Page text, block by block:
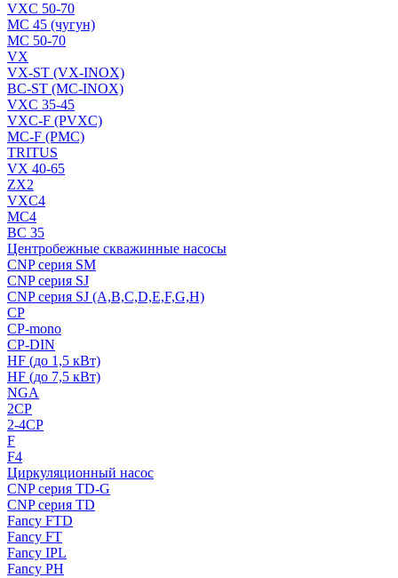
VXC 50-70
MC 45 (чугун)
MC 50-70
VX
VX-ST (VX-INOX)
BC-ST (MC-INOX)
VXC 35-45
VXC-F (PVXC)
MC-F (PMC)
TRITUS
VX 40-65
ZX2
VXC4
MC4
BC 35
Центробежные скважинные насосы
CNP серия SM
CNP серия SJ
CNP серия SJ (A,B,C,D,E,F,G,H)
CP
CP-mono
CP-DIN
HF (до 1,5 кВт)
HF (до 7,5 кВт)
NGA
2CP
2-4CP
F
F4
Циркуляционный насос
CNP серия TD-G
CNP серия TD
Fancy FTD
Fancy FT
Fancy IPL
Fancy PH